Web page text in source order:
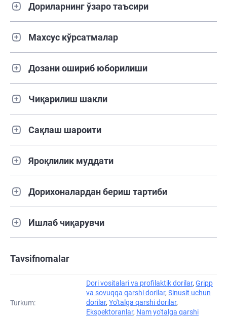
Дориларнинг ўзаро таъсири
Махсус кўрсатмалар
Дозани ошириб юборилиши
Чиқарилиш шакли
Сақлаш шароити
Яроқлилик муддати
Дорихоналардан бериш тартиби
Ишлаб чиқарувчи
Tavsifnomalar
Turkum:
Dori vositalari va profilaktik dorilar, Gripp
va sovuqqa qarshi dorilar, Sinusit uchun
dorilar, Yo'talga qarshi dorilar,
Ekspektoranlar, Nam yo'talga qarshi